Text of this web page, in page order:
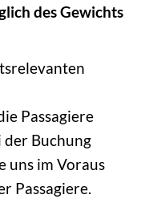
des Gewichts
Passagiere
der Buchung
uns im Voraus
Passagiere.